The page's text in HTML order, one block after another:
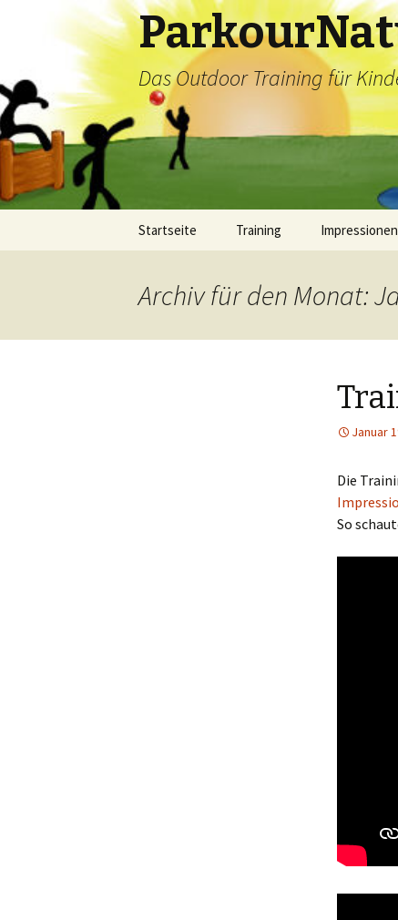
Das Outdoor Training für
Startseite Training Impressionen
Archiv für den Monat:
Januar
Die
So